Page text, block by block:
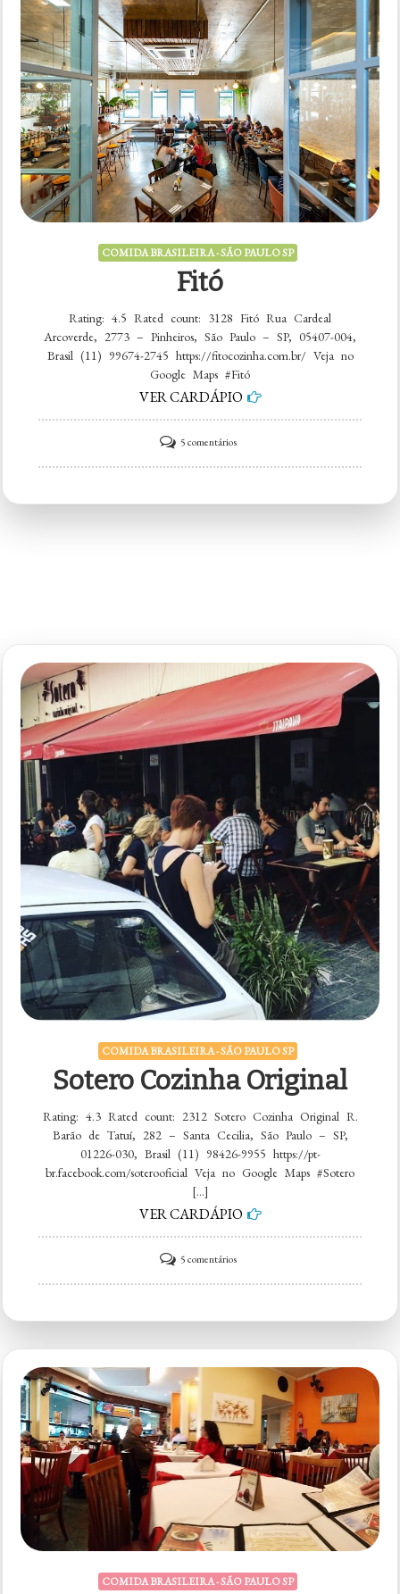
COMIDA BRASILEIRA - SÃO PAULO SP
Fitó
Rating: 4.5 Rated count: 3128 Fitó Rua Cardeal
Arcoverde, 2773 – Pinheiros, São Paulo – SP, 05407-004,
Brasil (11) 99674-2745 https://fitocozinha.com.br/ Veja no
Google Maps #Fitó
VER CARDÁPIO
5 comentáriosem
Fitó
COMIDA BRASILEIRA - SÃO PAULO SP
Sotero Cozinha Original
Rating: 4.3 Rated count: 2312 Sotero Cozinha Original R.
Barão de Tatuí, 282 – Santa Cecilia, São Paulo – SP,
01226-030, Brasil (11) 98426-9955 https://pt-
br.facebook.com/soterooficial Veja no Google Maps #Sotero
[…]
VER CARDÁPIO
5 comentáriosem
Sotero
COMIDA BRASILEIRA - SÃO PAULO SP